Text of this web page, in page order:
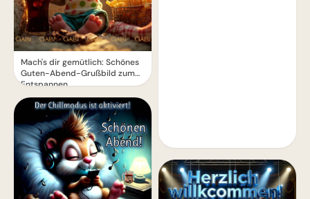
Mach's dir gemütlich: Schönes
Guten-Abend-Grußbild zum
Entspannen